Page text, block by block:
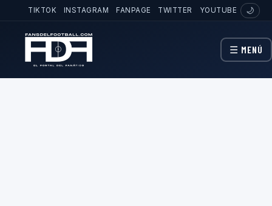
TIKTOK INSTAGRAM FANPAGE TWITTER YOUTUBE 🌙
☰ MENÚ